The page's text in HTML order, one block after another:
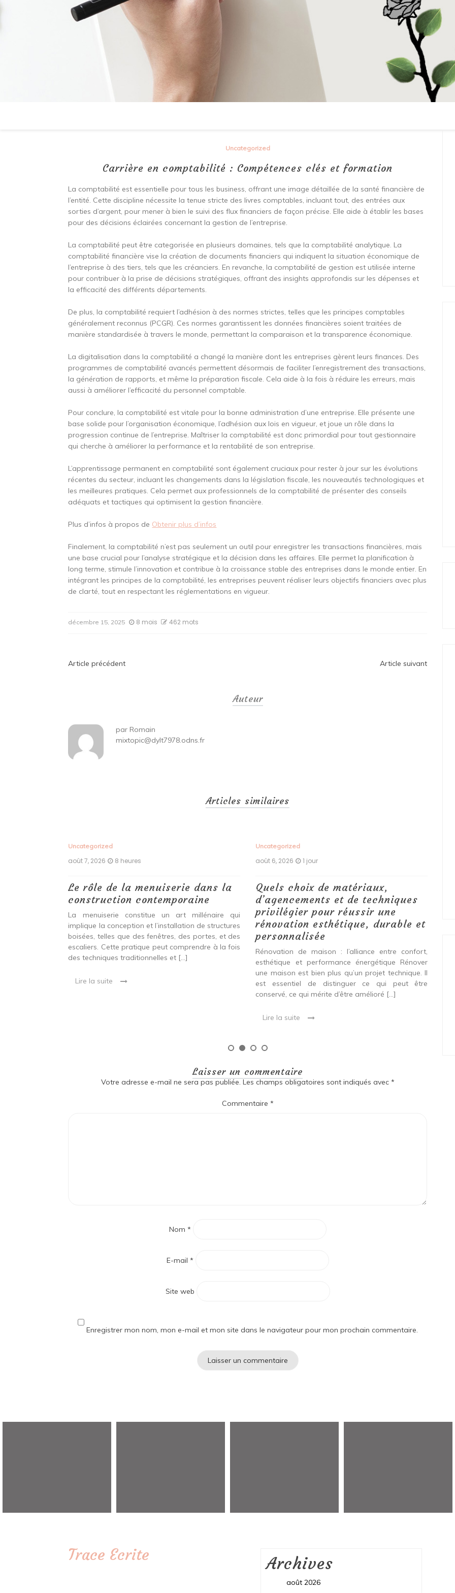
Uncategorized
Carrière en comptabilité : Compétences clés et formation
La comptabilité est essentielle pour tous les business, offrant une image détaillée de la santé financière de
l’entité. Cette discipline nécessite la tenue stricte des livres comptables, incluant tout, des entrées aux
sorties d’argent, pour mener à bien le suivi des flux financiers de façon précise. Elle aide à établir les bases
pour des décisions éclairées concernant la gestion de l’entreprise.
La comptabilité peut être categorisée en plusieurs domaines, tels que la comptabilité analytique. La
comptabilité financière vise la création de documents financiers qui indiquent la situation économique de
l’entreprise à des tiers, tels que les créanciers. En revanche, la comptabilité de gestion est utilisée interne
pour contribuer à la prise de décisions stratégiques, offrant des insights approfondis sur les dépenses et
la efficacité des différents départements.
De plus, la comptabilité requiert l’adhésion à des normes strictes, telles que les principes comptables
généralement reconnus (PCGR). Ces normes garantissent les données financières soient traitées de
manière standardisée à travers le monde, permettant la comparaison et la transparence économique.
La digitalisation dans la comptabilité a changé la manière dont les entreprises gèrent leurs finances. Des
programmes de comptabilité avancés permettent désormais de faciliter l’enregistrement des transactions,
la génération de rapports, et même la préparation fiscale. Cela aide à la fois à réduire les erreurs, mais
aussi à améliorer l’efficacité du personnel comptable.
Pour conclure, la comptabilité est vitale pour la bonne administration d’une entreprise. Elle présente une
base solide pour l’organisation économique, l’adhésion aux lois en vigueur, et joue un rôle dans la
progression continue de l’entreprise. Maîtriser la comptabilité est donc primordial pour tout gestionnaire
qui cherche à améliorer la performance et la rentabilité de son entreprise.
L’apprentissage permanent en comptabilité sont également cruciaux pour rester à jour sur les évolutions
récentes du secteur, incluant les changements dans la législation fiscale, les nouveautés technologiques et
les meilleures pratiques. Cela permet aux professionnels de la comptabilité de présenter des conseils
adéquats et tactiques qui optimisent la gestion financière.
Plus d’infos à propos de Obtenir plus d’infos
Finalement, la comptabilité n’est pas seulement un outil pour enregistrer les transactions financières, mais
une base crucial pour l’analyse stratégique et la décision dans les affaires. Elle permet la planification à
long terme, stimule l’innovation et contribue à la croissance stable des entreprises dans le monde entier. En
intégrant les principes de la comptabilité, les entreprises peuvent réaliser leurs objectifs financiers avec plus
de clarté, tout en respectant les réglementations en vigueur.
décembre 15, 2025 8 mois 462 mots
Navigation
Article précédent Article suivant
Auteur
par Romain
mixtopic@dylt7978.odns.fr
Articles similaires
Uncategorized
août 7, 2026 8 heures
Le rôle de la menuiserie dans la
construction contemporaine
La menuiserie constitue un art millénaire qui
implique la conception et l’installation de structures
boisées, telles que des fenêtres, des portes, et des
escaliers. Cette pratique peut comprendre à la fois
des techniques traditionnelles et […]
Lire la suite
Uncategorized
août 6, 2026 1 jour
Quels choix de matériaux,
d’agencements et de techniques
privilégier pour réussir une
rénovation esthétique, durable et
personnalisée
Rénovation de maison : l’alliance entre confort,
esthétique et performance énergétique Rénover
une maison est bien plus qu’un projet technique. Il
est essentiel de distinguer ce qui peut être
conservé, ce qui mérite d’être amélioré […]
Lire la suite
Laisser un commentaire
Votre adresse e-mail ne sera pas publiée. Les champs obligatoires sont indiqués avec *
Commentaire *
Nom *
E-mail *
Site web
Enregistrer mon nom, mon e-mail et mon site dans le navigateur pour mon prochain commentaire.
Trace Ecrite Archives
août 2026